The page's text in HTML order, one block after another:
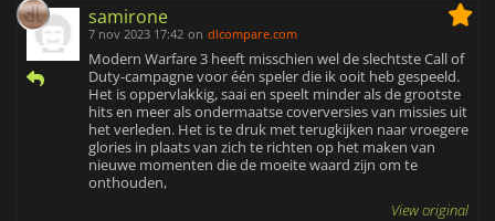
samirone
7 nov 2023 17:42 on dlcompare.com
Modern Warfare 3 heeft misschien wel de slechtste Call of
Duty-campagne voor één speler die ik ooit heb gespeeld.
Het is oppervlakkig, saai en speelt minder als de grootste
hits en meer als ondermaatse coverversies van missies uit
het verleden. Het is te druk met terugkijken naar vroegere
glories in plaats van zich te richten op het maken van
nieuwe momenten die de moeite waard zijn om te
onthouden,
View original